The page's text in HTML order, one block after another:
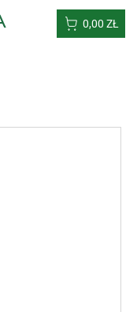
0,00 ZŁ